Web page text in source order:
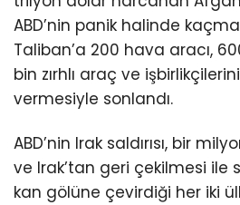
ABD’nin panik halinde
Taliban’a 200 hava aracı,
bin zırhlı araç ve
vermesiyle sonlandı.
ABD’nin Irak saldırısı, bir
ve Irak’tan geri çekilmesi ile
kan gölüne çevirdiği her iki